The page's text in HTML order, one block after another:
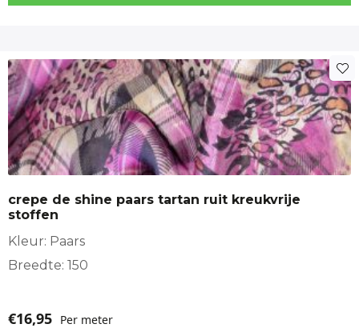
Soepele dunne jeanskwaliteit
95% katoen, 5% lycra
Breedte 150 cm
Lichtblauwe denimkleur
Comfortabele stretch
Prettig te verwerken
crepe de shine paars tartan ruit kreukvrije
stoffen
Kleur: Paars
Breedte: 150
€16,95 Per meter